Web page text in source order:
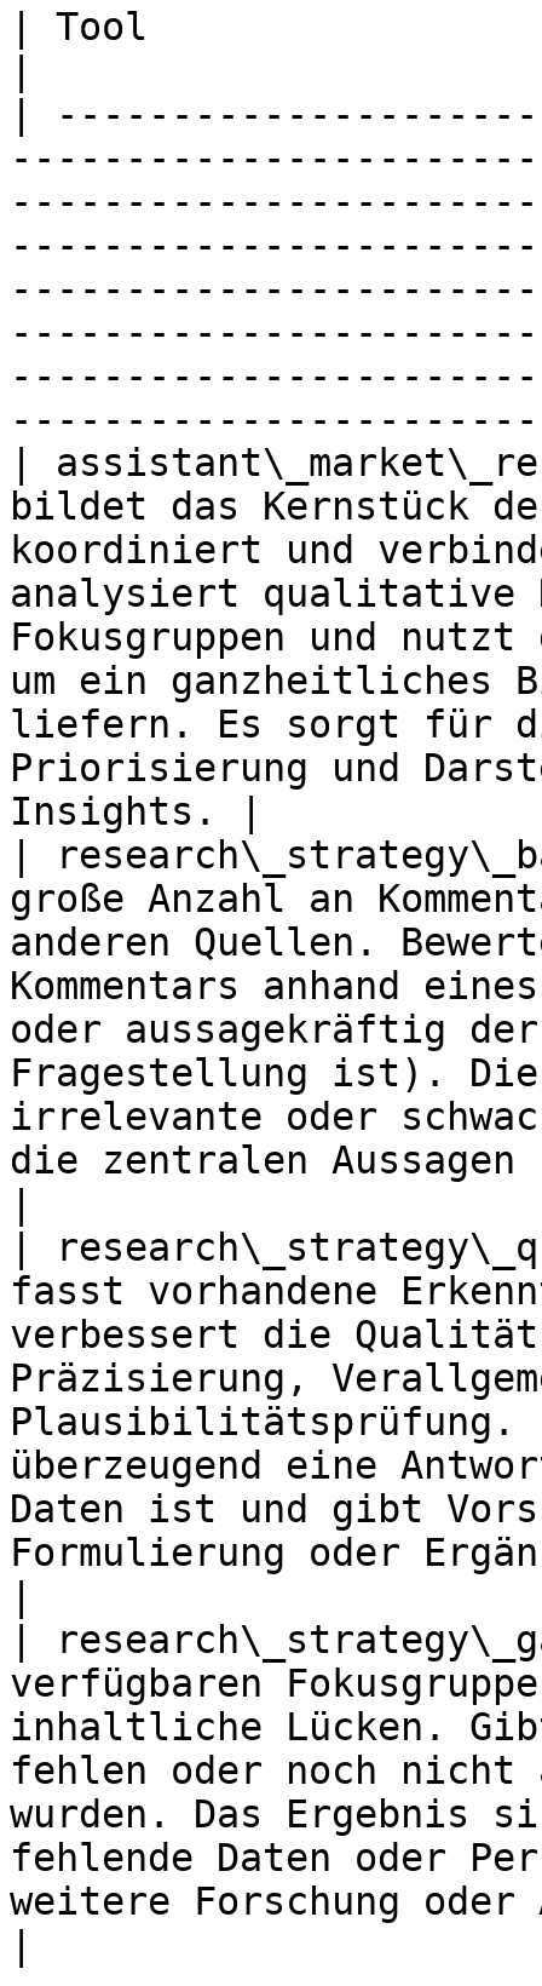
| Tool
|
|
bildet das Kernstück
koordiniert und
analysiert qualitative
Fokusgruppen und
um ein ganzheitliches
liefern. Es sorgt für
Priorisierung und
Insights. |
|
große Anzahl an
anderen Quellen.
Kommentars anhand
oder aussagekräftig
Fragestellung ist).
irrelevante oder
die zentralen
|
fasst vorhandene
verbessert die
Präzisierung,
Plausibilitätsprüfung.
überzeugend eine
Daten ist und gibt
Formulierung oder
|
verfügbaren
inhaltliche Lücken.
fehlen oder noch nicht
wurden. Das Ergebnis
fehlende Daten oder
weitere Forschung oder